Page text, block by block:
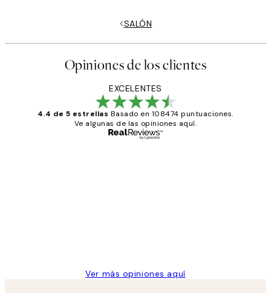
SALÓN
Opiniones de los clientes
EXCELENTES
4.4 de 5 estrellas Basado en 108474 puntuaciones.
Ve algunas de las opiniones aquí.
Ver más opiniones aquí